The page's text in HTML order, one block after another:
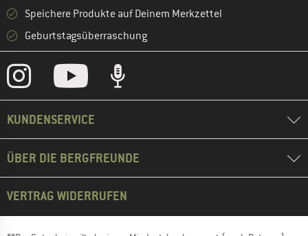
Speichere Produkte auf Deinem Merkzettel
Geburtstagsüberraschung
KUNDENSERVICE
ÜBER DIE BERGFREUNDE
VERTRAG WIDERRUFEN